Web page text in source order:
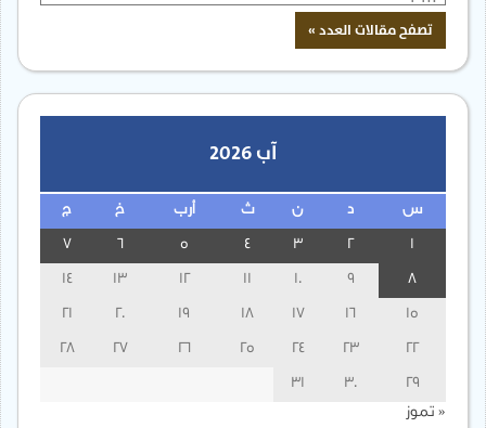
آب 2026
س ن ث أرب خ ج
3
13
14
15
16
17
18
19
20
21
22
23
24
25
26
27
28
29
30
31
« تموز